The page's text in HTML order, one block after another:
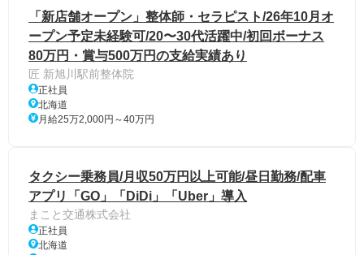
「新店舗オープン」整体師・セラピスト/26年10月オ
ープン予定未経験可/20〜30代活躍中/初回ボーナス
80万円・賞与500万円の支給実績あり
匠 新旭川駅前整体院
正社員
北海道
月給25万2,000円～40万円
タクシー乗務員/月収50万円以上可能/昼日勤務/配車
アプリ「GO」「DiDi」「Uber」導入
まこと交通株式会社
正社員
北海道